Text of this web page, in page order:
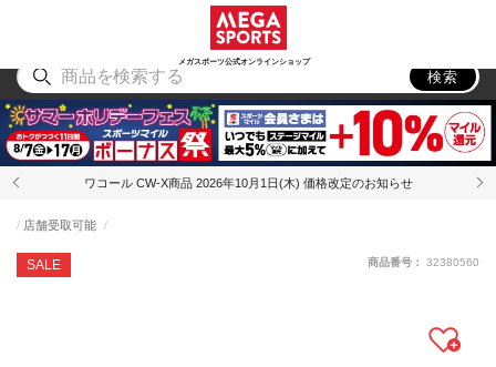
メガスポーツ公式オンラインショップ
アウトドア
検索
ワコール CW-X商品 2026年10月1日(木) 価格改定のお知らせ
SALE
店舗受取可能
商品番号： 32380560